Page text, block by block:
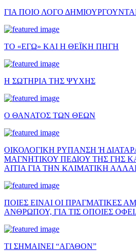
ΓΙΑ ΠΟΙΟ ΛΟΓΟ
ΤΟ «ΕΓΩ» ΚΑΙ Η ΘΕΪΚΗ ΠΗΓΗ
Η ΣΩΤΗΡΙΑ ΤΗΣ ΨΥΧΗΣ
Ο ΘΑΝΑΤΟΣ ΤΩΝ ΘΕΩΝ
ΟΙΚΟΛΟΓΙΚΗ ΡΥΠΑΝΣΗ Ή
ΜΑΓΝΗΤΙΚΟΥ ΠΕΔΙΟΥ ΤΗΣ ΓΗΣ
ΑΙΤΙΑ ΓΙΑ ΤΗΝ ΚΛΙΜΑΤΙΚΗ
ΠΟΙΕΣ ΕΙΝΑΙ ΟΙ ΠΡΑΓΜΑΤΙΚΕΣ
ΑΝΘΡΩΠΟΥ, ΓΙΑ ΤΙΣ ΟΠΟΙΕΣ
ΤΙ ΣΗΜΑΙΝΕΙ “ΑΓΑΘΟΝ”